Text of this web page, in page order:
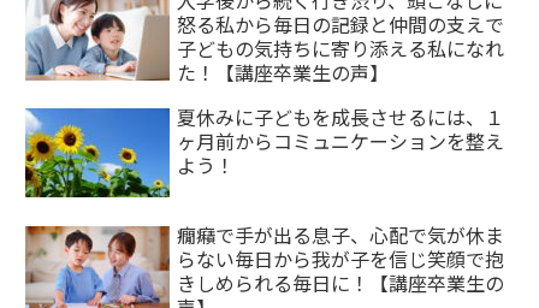
怒る私から毎日の記録と仲間の支えで
子どもの気持ちに寄り添える私になれ
た！【講座卒業生の声】
夏休みに子どもを成長させるには、１
ヶ月前からコミュニケーションを整え
よう！
癇癪で手が出る息子、心配で気が休ま
らない毎日から我が子を信じ笑顔で抱
きしめられる毎日に！【講座卒業生の